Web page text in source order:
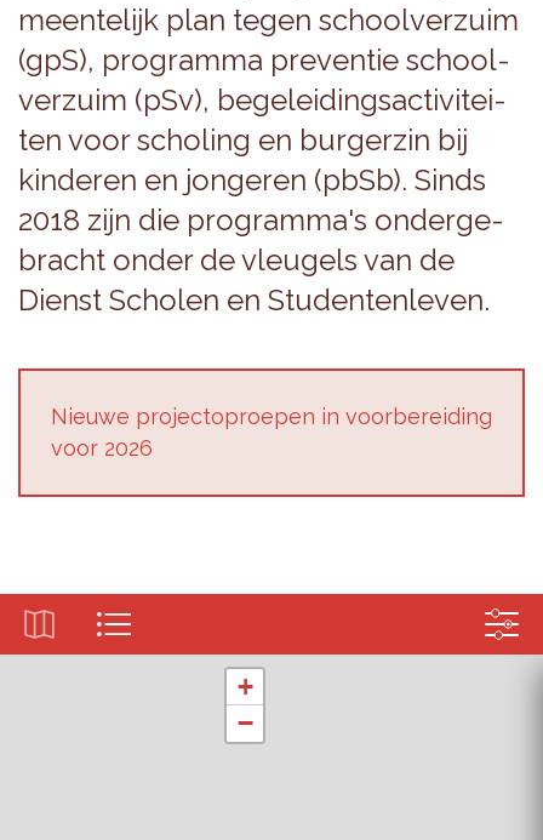
meen­te­lijk plan tegen school­ver­zuim
(gpS), pro­gram­ma pre­ven­tie school­
ver­zuim (pSv), be­ge­lei­dings­ac­ti­vi­tei­
ten voor scho­ling en bur­ger­zin bij
kin­de­ren en jon­ge­ren (pbSb). Sinds
2018 zijn die pro­gram­ma's on­der­ge­
bracht onder de vleu­gels van de
Dienst Scho­len en Stu­den­ten­le­ven.
Nieu­we pro­jec­top­roe­pen in voor­be­rei­ding
voor 2026
+
−